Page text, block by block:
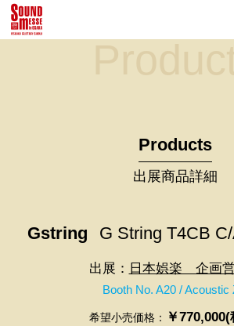
Products
出展商品詳細
Gstring G String T4CB
出展： 日本娯楽 企画
Booth No. A20 / Acoustic
希望小売価格： ￥